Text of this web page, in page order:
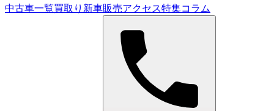
中古車一覧買取り 新車販売アクセス特集コラム